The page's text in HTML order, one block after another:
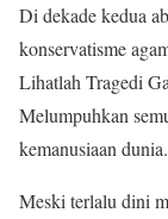
Di dekade kedua
konservatisme
Lihatlah Tragedi
Melumpuhkan
kemanusiaan
Meski terlalu dini